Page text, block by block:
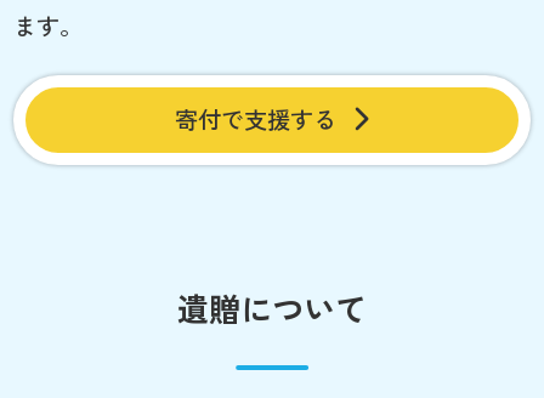
ます。
寄付で支援する
遺贈について